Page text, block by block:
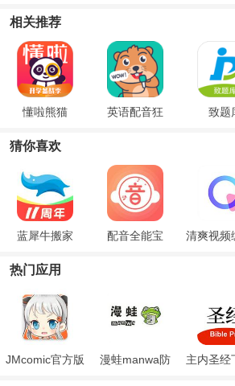
相关推荐
懂啦熊猫 英语配音狂 致题
猜你喜欢
蓝犀牛搬家 配音全能宝 清爽视频
热门应用
JMcomic官方版
漫蛙manwa防
主内圣经